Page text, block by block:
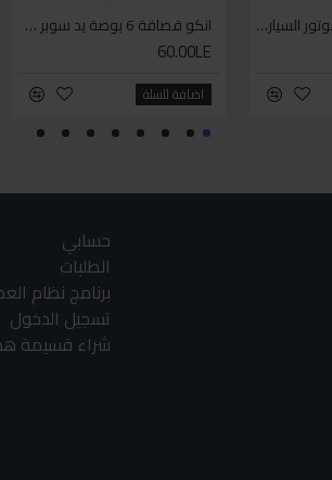
طقم قياس كبس موتور السياره 3 ق انكو قصافة 6 بوصة يد سوبر وان
60.00LE
اضافة للسلة
حسابي
الطلبات
برنامج نظام
تسجيل الدخول
شراء قسيمة